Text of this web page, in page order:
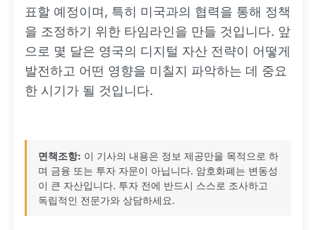
표할 예정이며, 특히 미국과의 협력을 통해 정책
을 조정하기 위한 타임라인을 만들 것입니다. 앞
으로 몇 달은 영국의 디지털 자산 전략이 어떻게
발전하고 어떤 영향을 미칠지 파악하는 데 중요
한 시기가 될 것입니다.
면책조항: 이 기사의 내용은 정보 제공만을 목적으로 하
며 금융 또는 투자 자문이 아닙니다. 암호화폐는 변동성
이 큰 자산입니다. 투자 전에 반드시 스스로 조사하고
독립적인 전문가와 상담하세요.